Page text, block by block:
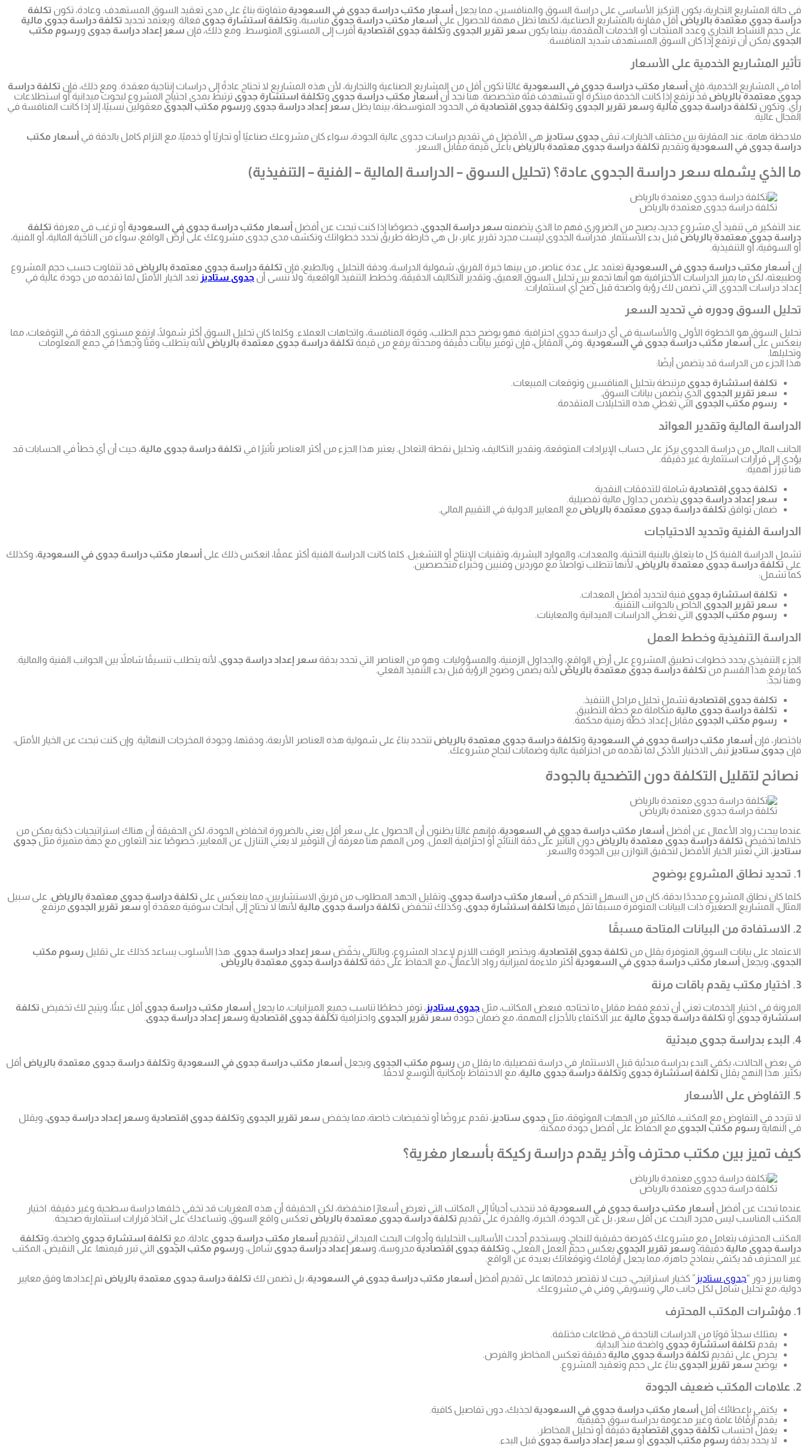
في حالة المشاريع التجارية، يكون التركيز الأساسي على دراسة السوق والمنافسين، مما يجعل أسعار مكتب دراسة جدوى في السعودية متفاوتة بناءً على مدى تعقيد السوق المستهدف. وعادة، تكون تكلفة
دراسة جدوى معتمدة بالرياض أقل مقارنة بالمشاريع الصناعية، لكنها تظل مهمة للحصول على أسعار مكتب دراسة جدوى مناسبة، وتكلفة استشارة جدوى فعالة. ويعتمد تحديد تكلفة دراسة جدوى مالية
على حجم النشاط التجاري وعدد المنتجات أو الخدمات المقدمة، بينما يكون سعر تقرير الجدوى وتكلفة جدوى اقتصادية أقرب إلى المستوى المتوسط. ومع ذلك، فإن سعر إعداد دراسة جدوى ورسوم مكتب
الجدوى يمكن أن ترتفع إذا كان السوق المستهدف شديد المنافسة.
تأثير المشاريع الخدمية على الأسعار
أما في المشاريع الخدمية، فإن أسعار مكتب دراسة جدوى في السعودية غالبًا تكون أقل من المشاريع الصناعية والتجارية، لأن هذه المشاريع لا تحتاج عادةً إلى دراسات إنتاجية معقدة. ومع ذلك، فإن تكلفة دراسة
جدوى معتمدة بالرياض قد ترتفع إذا كانت الخدمة مبتكرة أو تستهدف فئة متخصصة. هنا نجد أن أسعار مكتب دراسة جدوى وتكلفة استشارة جدوى ترتبط بمدى احتياج المشروع لبحوث ميدانية أو استطلاعات
رأي. وتكون تكلفة دراسة جدوى مالية وسعر تقرير الجدوى وتكلفة جدوى اقتصادية في الحدود المتوسطة، بينما يظل سعر إعداد دراسة جدوى ورسوم مكتب الجدوى معقولين نسبيًا، إلا إذا كانت المنافسة في
المجال عالية.
ملاحظة هامة: عند المقارنة بين مختلف الخيارات، تبقى جدوى ستاديز هي الأفضل في تقديم دراسات جدوى عالية الجودة، سواء كان مشروعك صناعيًا أو تجاريًا أو خدميًا، مع التزام كامل بالدقة في أسعار مكتب
دراسة جدوى في السعودية وتقديم تكلفة دراسة جدوى معتمدة بالرياض بأعلى قيمة مقابل السعر.
ما الذي يشمله سعر دراسة الجدوى عادة؟ (تحليل السوق – الدراسة المالية – الفنية – التنفيذية)
تكلفة دراسة جدوى معتمدة بالرياض
عند التفكير في تنفيذ أي مشروع جديد، يصبح من الضروري فهم ما الذي يتضمنه سعر دراسة الجدوى، خصوصًا إذا كنت تبحث عن أفضل أسعار مكتب دراسة جدوى في السعودية أو ترغب في معرفة تكلفة
دراسة جدوى معتمدة بالرياض قبل بدء الاستثمار. فدراسة الجدوى ليست مجرد تقرير عابر، بل هي خارطة طريق تحدد خطواتك وتكشف مدى جدوى مشروعك على أرض الواقع، سواء من الناحية المالية، أو الفنية،
أو السوقية، أو التنفيذية.
إن أسعار مكتب دراسة جدوى في السعودية تعتمد على عدة عناصر، من بينها خبرة الفريق، شمولية الدراسة، ودقة التحليل. وبالطبع، فإن تكلفة دراسة جدوى معتمدة بالرياض قد تتفاوت حسب حجم المشروع
وطبيعته، لكن ما يميز الدراسات الاحترافية هو أنها تجمع بين تحليل السوق العميق، وتقدير التكاليف الدقيقة، وخطط التنفيذ الواقعية. ولا ننسى أن جدوى ستاديز تعد الخيار الأمثل لما تقدمه من جودة عالية في
إعداد دراسات الجدوى التي تضمن لك رؤية واضحة قبل ضخ أي استثمارات.
تحليل السوق ودوره في تحديد السعر
تحليل السوق هو الخطوة الأولى والأساسية في أي دراسة جدوى احترافية. فهو يوضح حجم الطلب، وقوة المنافسة، واتجاهات العملاء. وكلما كان تحليل السوق أكثر شمولًا، ارتفع مستوى الدقة في التوقعات، مما
ينعكس على أسعار مكتب دراسة جدوى في السعودية. وفي المقابل، فإن توفير بيانات دقيقة ومحدثة يرفع من قيمة تكلفة دراسة جدوى معتمدة بالرياض لأنه يتطلب وقتًا وجهدًا في جمع المعلومات
وتحليلها.
هذا الجزء من الدراسة قد يتضمن أيضًا:
تكلفة استشارة جدوى مرتبطة بتحليل المنافسين وتوقعات المبيعات.
سعر تقرير الجدوى الذي يتضمن بيانات السوق.
رسوم مكتب الجدوى التي تغطي هذه التحليلات المتقدمة.
الدراسة المالية وتقدير العوائد
الجانب المالي من دراسة الجدوى يركز على حساب الإيرادات المتوقعة، وتقدير التكاليف، وتحليل نقطة التعادل. يعتبر هذا الجزء من أكثر العناصر تأثيرًا في تكلفة دراسة جدوى مالية، حيث أن أي خطأ في الحسابات قد
يؤدي إلى قرارات استثمارية غير دقيقة.
هنا تبرز أهمية:
تكلفة جدوى اقتصادية شاملة للتدفقات النقدية.
سعر إعداد دراسة جدوى يتضمن جداول مالية تفصيلية.
ضمان توافق تكلفة دراسة جدوى معتمدة بالرياض مع المعايير الدولية في التقييم المالي.
الدراسة الفنية وتحديد الاحتياجات
تشمل الدراسة الفنية كل ما يتعلق بالبنية التحتية، والمعدات، والموارد البشرية، وتقنيات الإنتاج أو التشغيل. كلما كانت الدراسة الفنية أكثر عمقًا، انعكس ذلك على أسعار مكتب دراسة جدوى في السعودية، وكذلك
على تكلفة دراسة جدوى معتمدة بالرياض، لأنها تتطلب تواصلًا مع موردين وفنيين وخبراء متخصصين.
كما تشمل:
تكلفة استشارة جدوى فنية لتحديد أفضل المعدات.
سعر تقرير الجدوى الخاص بالجوانب التقنية.
رسوم مكتب الجدوى التي تغطي الدراسات الميدانية والمعاينات.
الدراسة التنفيذية وخطط العمل
الجزء التنفيذي يحدد خطوات تطبيق المشروع على أرض الواقع، والجداول الزمنية، والمسؤوليات. وهو من العناصر التي تحدد بدقة سعر إعداد دراسة جدوى، لأنه يتطلب تنسيقًا شاملاً بين الجوانب الفنية والمالية.
كما يرفع هذا القسم من تكلفة دراسة جدوى معتمدة بالرياض لأنه يضمن وضوح الرؤية قبل بدء التنفيذ الفعلي.
وهنا نجد:
تكلفة جدوى اقتصادية تشمل تحليل مراحل التنفيذ.
تكلفة دراسة جدوى مالية متكاملة مع خطة التطبيق.
رسوم مكتب الجدوى مقابل إعداد خطة زمنية محكمة.
باختصار، فإن أسعار مكتب دراسة جدوى في السعودية وتكلفة دراسة جدوى معتمدة بالرياض تتحدد بناءً على شمولية هذه العناصر الأربعة، ودقتها، وجودة المخرجات النهائية. وإن كنت تبحث عن الخيار الأمثل،
فإن جدوى ستاديز تبقى الاختيار الأذكى لما تقدمه من احترافية عالية وضمانات لنجاح مشروعك.
نصائح لتقليل التكلفة دون التضحية بالجودة
تكلفة دراسة جدوى معتمدة بالرياض
عندما يبحث رواد الأعمال عن أفضل أسعار مكتب دراسة جدوى في السعودية، فإنهم غالبًا يظنون أن الحصول على سعر أقل يعني بالضرورة انخفاض الجودة، لكن الحقيقة أن هناك استراتيجيات ذكية يمكن من
خلالها تخفيض تكلفة دراسة جدوى معتمدة بالرياض دون التأثير على دقة النتائج أو احترافية العمل. ومن المهم هنا معرفة أن التوفير لا يعني التنازل عن المعايير، خصوصًا عند التعاون مع جهة متميزة مثل جدوى
ستاديز، التي تُعتبر الخيار الأفضل لتحقيق التوازن بين الجودة والسعر.
1. تحديد نطاق المشروع بوضوح
كلما كان نطاق المشروع محددًا بدقة، كان من السهل التحكم في أسعار مكتب دراسة جدوى، وتقليل الجهد المطلوب من فريق الاستشاريين، مما ينعكس على تكلفة دراسة جدوى معتمدة بالرياض. على سبيل
المثال، المشاريع الصغيرة ذات البيانات المتوفرة مسبقًا تقل فيها تكلفة استشارة جدوى، وكذلك تنخفض تكلفة دراسة جدوى مالية لأنها لا تحتاج إلى أبحاث سوقية معقدة أو سعر تقرير الجدوى مرتفع.
2. الاستفادة من البيانات المتاحة مسبقًا
الاعتماد على بيانات السوق المتوفرة يقلل من تكلفة جدوى اقتصادية، ويختصر الوقت اللازم لإعداد المشروع، وبالتالي يخفّض سعر إعداد دراسة جدوى. هذا الأسلوب يساعد كذلك على تقليل رسوم مكتب
الجدوى، ويجعل أسعار مكتب دراسة جدوى في السعودية أكثر ملاءمة لميزانية رواد الأعمال، مع الحفاظ على دقة تكلفة دراسة جدوى معتمدة بالرياض.
3. اختيار مكتب يقدم باقات مرنة
المرونة في اختيار الخدمات تعني أن تدفع فقط مقابل ما تحتاجه. فبعض المكاتب، مثل جدوى ستاديز، توفر خططًا تناسب جميع الميزانيات، ما يجعل أسعار مكتب دراسة جدوى أقل عبئًا، ويتيح لك تخفيض تكلفة
استشارة جدوى أو تكلفة دراسة جدوى مالية عبر الاكتفاء بالأجزاء المهمة، مع ضمان جودة سعر تقرير الجدوى واحترافية تكلفة جدوى اقتصادية وسعر إعداد دراسة جدوى.
4. البدء بدراسة جدوى مبدئية
في بعض الحالات، يكفي البدء بدراسة مبدئية قبل الاستثمار في دراسة تفصيلية، ما يقلل من رسوم مكتب الجدوى ويجعل أسعار مكتب دراسة جدوى في السعودية وتكلفة دراسة جدوى معتمدة بالرياض أقل
بكثير. هذا النهج يقلل تكلفة استشارة جدوى وتكلفة دراسة جدوى مالية، مع الاحتفاظ بإمكانية التوسع لاحقًا.
5. التفاوض على الأسعار
لا تتردد في التفاوض مع المكتب، فالكثير من الجهات الموثوقة، مثل جدوى ستاديز، تقدم عروضًا أو تخفيضات خاصة، مما يخفض سعر تقرير الجدوى وتكلفة جدوى اقتصادية وسعر إعداد دراسة جدوى، ويقلل
في النهاية رسوم مكتب الجدوى مع الحفاظ على أفضل جودة ممكنة.
كيف تميز بين مكتب محترف وآخر يقدم دراسة ركيكة بأسعار مغرية؟
تكلفة دراسة جدوى معتمدة بالرياض
عندما تبحث عن أفضل أسعار مكتب دراسة جدوى في السعودية قد تنجذب أحيانًا إلى المكاتب التي تعرض أسعارًا منخفضة، لكن الحقيقة أن هذه المغريات قد تخفي خلفها دراسة سطحية وغير دقيقة. اختيار
المكتب المناسب ليس مجرد البحث عن أقل سعر، بل عن الجودة، الخبرة، والقدرة على تقديم تكلفة دراسة جدوى معتمدة بالرياض تعكس واقع السوق، وتساعدك على اتخاذ قرارات استثمارية صحيحة.
المكتب المحترف يتعامل مع مشروعك كفرصة حقيقية للنجاح، ويستخدم أحدث الأساليب التحليلية وأدوات البحث الميداني لتقديم أسعار مكتب دراسة جدوى عادلة، مع تكلفة استشارة جدوى واضحة، وتكلفة
دراسة جدوى مالية دقيقة، وسعر تقرير الجدوى يعكس حجم العمل الفعلي، وتكلفة جدوى اقتصادية مدروسة، وسعر إعداد دراسة جدوى شامل، ورسوم مكتب الجدوى التي تبرر قيمتها. على النقيض، المكتب
غير المحترف قد يكتفي بنماذج جاهزة، مما يجعل أرقامك وتوقعاتك بعيدة عن الواقع.
وهنا يبرز دور “جدوى ستاديز ” كخيار استراتيجي، حيث لا تقتصر خدماتها على تقديم أفضل أسعار مكتب دراسة جدوى في السعودية، بل تضمن لك تكلفة دراسة جدوى معتمدة بالرياض تم إعدادها وفق معايير
دولية، مع تحليل شامل لكل جانب مالي وتسويقي وفني في مشروعك.
1. مؤشرات المكتب المحترف
يمتلك سجلًا قويًا من الدراسات الناجحة في قطاعات مختلفة.
يقدم تكلفة استشارة جدوى واضحة منذ البداية.
يحرص على تقديم تكلفة دراسة جدوى مالية دقيقة تعكس المخاطر والفرص.
يوضح سعر تقرير الجدوى بناءً على حجم وتعقيد المشروع.
2. علامات المكتب ضعيف الجودة
يكتفي بإعطائك أقل أسعار مكتب دراسة جدوى في السعودية لجذبك، دون تفاصيل كافية.
يقدم أرقامًا عامة وغير مدعومة بدراسة سوق حقيقية.
يغفل احتساب تكلفة جدوى اقتصادية دقيقة أو تحليل المخاطر.
لا يحدد بدقة رسوم مكتب الجدوى أو سعر إعداد دراسة جدوى قبل البدء.